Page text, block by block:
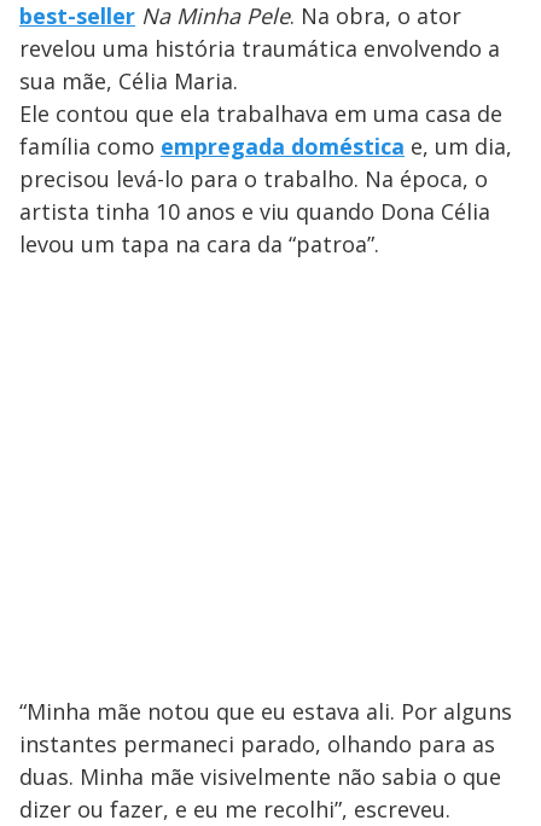
best-seller Na Minha Pele. Na obra, o ator
revelou uma história traumática envolvendo a
sua mãe, Célia Maria.
Ele contou que ela trabalhava em uma casa de
família como empregada doméstica e, um dia,
precisou levá-lo para o trabalho. Na época, o
artista tinha 10 anos e viu quando Dona Célia
levou um tapa na cara da “patroa”.
“Minha mãe notou que eu estava ali. Por alguns
instantes permaneci parado, olhando para as
duas. Minha mãe visivelmente não sabia o que
dizer ou fazer, e eu me recolhi”, escreveu.